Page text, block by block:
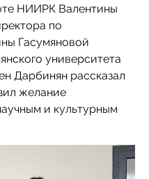
НИИРК Валентины
по
Гасумяновой
университета
Дарбинян рассказал
желание
и культурным